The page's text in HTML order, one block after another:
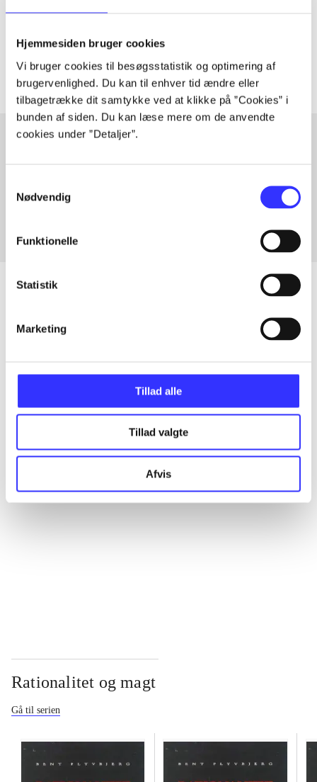
Hjemmesiden bruger cookies
Vi bruger cookies til besøgsstatistik og optimering af
brugervenlighed. Du kan til enhver tid ændre eller
tilbagetrække dit samtykke ved at klikke på ”Cookies” i
bunden af siden. Du kan læse mere om de anvendte
cookies under ”Detaljer”.
Nødvendig
Funktionelle
Statistik
Marketing
Tillad alle
Tillad valgte
Afvis
Artiklerne ihandler ofte om
Fra
Artikler
Rationalitet og magt
Gå til serien